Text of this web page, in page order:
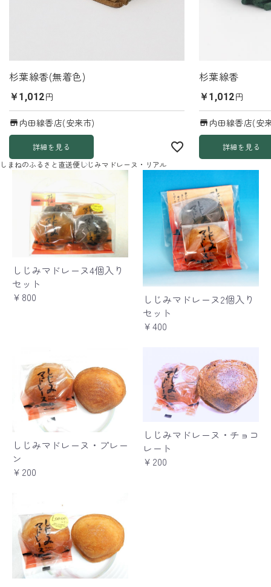
杉葉線香(無着色)
￥1,012円
内田線香店(安来市)
詳細を見る
杉葉線香
￥1,012円
内田線香店(安
詳細を見る
しまねのふるさと直送便しじみマドレーヌ・リアル
しじみマドレーヌ4個入り
セット
￥800
しじみマドレーヌ2個入り
セット
￥400
しじみマドレーヌ・プレー
ン
￥200
しじみマドレーヌ・チョコ
レート
￥200